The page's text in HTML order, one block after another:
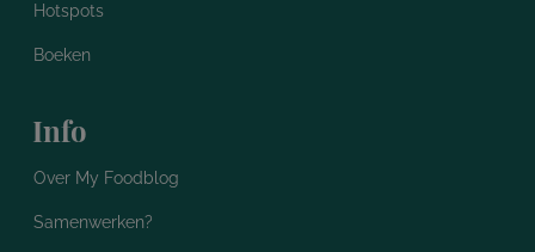
Hotspots
Boeken
Info
Over My Foodblog
Samenwerken?